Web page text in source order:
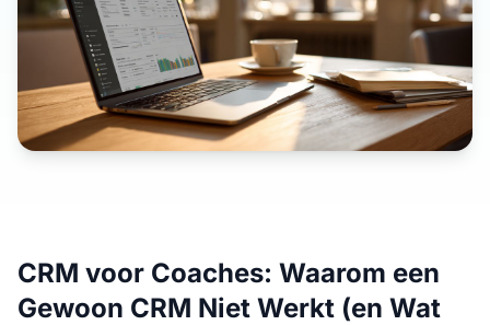
CRM voor Coaches: Waarom een
Gewoon CRM Niet Werkt (en Wat